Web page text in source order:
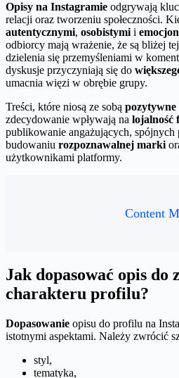
Opisy na Instagramie odgrywają
relacji oraz tworzeniu społeczności.
autentycznymi, osobistymi i
odbiorcy mają wrażenie, że są bliżej
dzielenia się przemyśleniami w
dyskusje przyczyniają się do
umacnia więzi w obrębie grupy.
Treści, które niosą ze sobą pozytywne
zdecydowanie wpływają na lojalność
publikowanie angażujących,
budowaniu rozpoznawalnej marki
użytkownikami platformy.
Content
Jak dopasować opis do
charakteru profilu?
Dopasowanie opisu do profilu na
istotnymi aspektami. Należy zwrócić
styl,
tematyka,